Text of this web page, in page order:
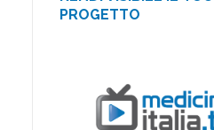
PROGETTO